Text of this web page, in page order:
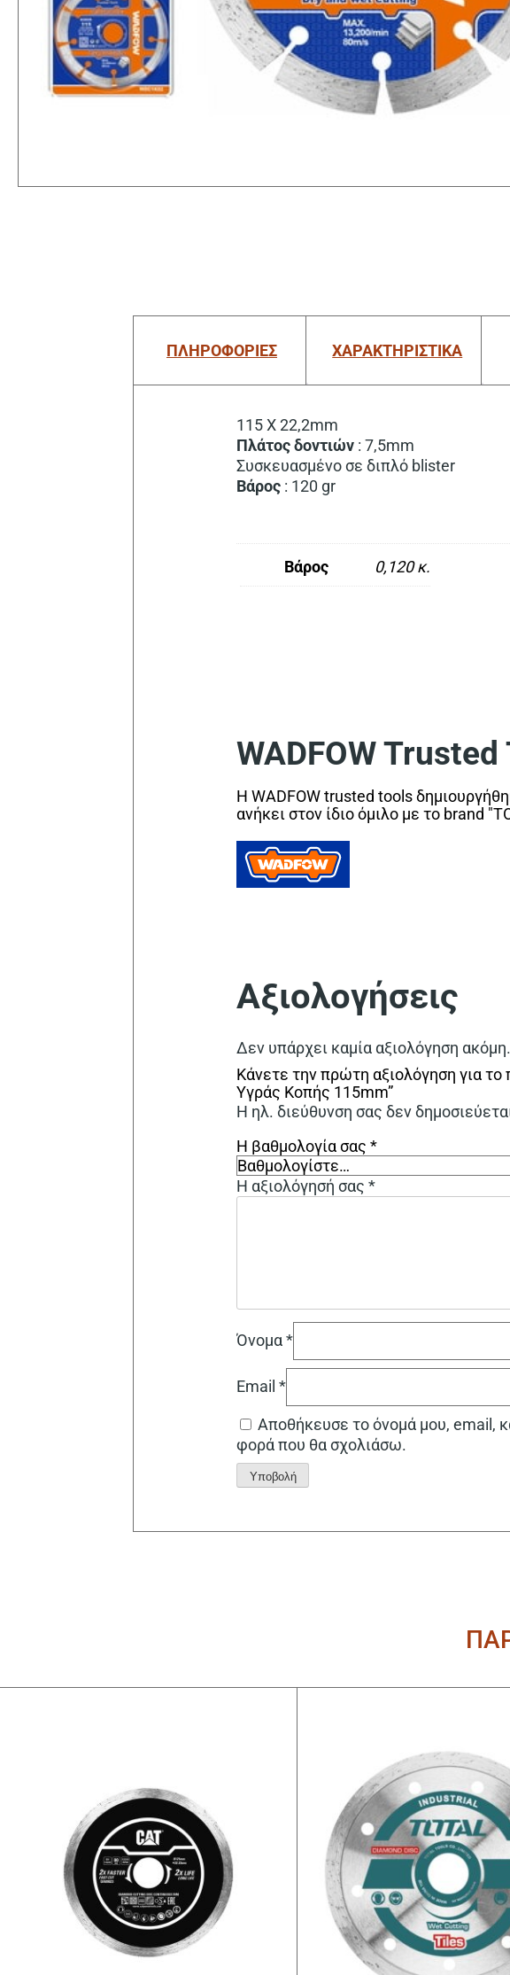
ΠΛΗΡΟΦΟΡΙΕΣ ΧΑΡΑΚΤΗΡΙΣΤΙΚΑ
115 Χ 22,2mm
Πλάτος δοντιών : 7,5mm
Συσκευασμένο σε διπλό blister
Βάρος : 120 gr
Βάρος 0,120 κ.
WADFOW Trusted
Η WADFOW trusted tools
ανήκει στον ίδιο όμιλο με το brand
Αξιολογήσεις
Δεν υπάρχει καμία αξιολόγηση ακόμη.
Κάνετε την πρώτη αξιολόγηση για
Υγράς Κοπής 115mm”
Η ηλ. διεύθυνση σας δεν
Η βαθμολογία σας*
Η αξιολόγησή σας*
Όνομα*
Email*
Αποθήκευσε το όνομά μου, email,
φορά που θα σχολιάσω.